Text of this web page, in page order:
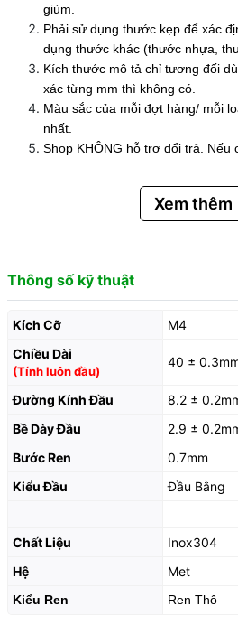
giùm.
Phải sử dụng thước kẹp để xác
dụng thước khác (thước nhựa,
Kích thước mô tả chỉ tương đối
xác từng mm thì không có.
Màu sắc của mỗi đợt hàng/ mỗi
nhất.
Shop KHÔNG hỗ trợ đổi trả. Nếu
Xem thêm
Thông số kỹ thuật
Kích Cỡ
M4
Chiều Dài
(Tính luôn đầu)
40 ±
Đường Kính Đầu
8.2 ±
Bề Dày Đầu
2.9 ±
Bước Ren
0.7mm
Kiểu Đầu
Đầu Bằng
Chất Liệu
Inox304
Hệ
Met
Kiểu Ren Ren Thô